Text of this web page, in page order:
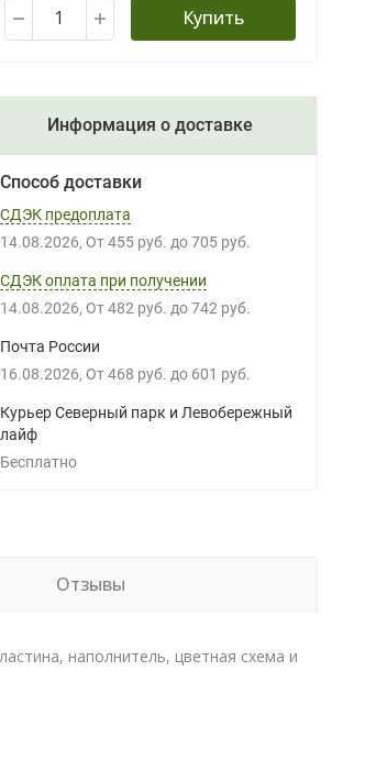
Купить
Информация о доставке
Способ доставки
СДЭК предоплата
14.08.2026 От 455 руб. до 705 руб.
СДЭК оплата при получении
14.08.2026 От 482 руб. до 742 руб.
Почта России
16.08.2026 От 468 руб. до 601 руб.
Курьер Северный парк и Левобережный
лайф
Бесплатно
Отзывы
наполнитель, цветная схема и